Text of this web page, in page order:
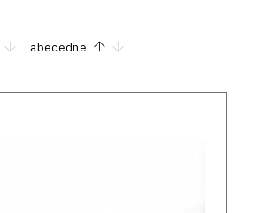
abecedne